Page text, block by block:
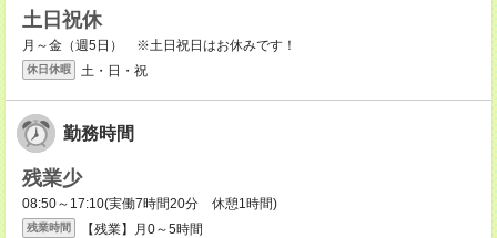
土日祝休
月～金（週5日） ※土日祝日はお休みです！
休日休暇 土・日・祝
勤務時間
残業少
08:50～17:10(実働7時間20分 休憩1時間)
残業時間 【残業】月0～5時間